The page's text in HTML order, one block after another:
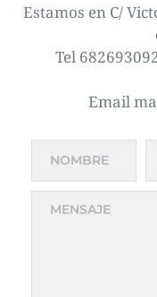
Estamos en C/
Tel
Email